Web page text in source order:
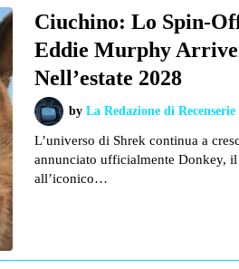
Ciuchino: Lo Spin-
Eddie Murphy
Nell’estate 2028
by La Redazione di Recenserie
L’universo di Shrek continua a
annunciato ufficialmente Donkey,
all’iconico…